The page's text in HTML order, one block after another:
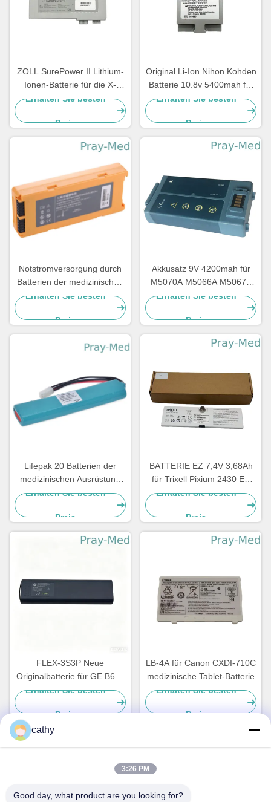
ZOLL SurePower II Lithium-
Ionen-Batterie für die X-
Serie 2600mAh 11,1V 8000-
Erhalten Sie besten
Preis
Original Li-Ion Nihon Kohden
Batterie 10.8v 5400mah für
Sb-950p
Erhalten Sie besten
Preis
Notstromversorgung durch
Batterien der medizinischen
Ausrüstung 12v,
medizinischer Batterie-Satz
für Mindray-Geräte D1
LM34S001A
Erhalten Sie besten
Preis
Akkusatz 9V 4200mah für
M5070A M5066A M5067A
M5068A HeartStart FRx HS1
Erhalten Sie besten
Preis
Lifepak 20 Batterien der
medizinischen Ausrüstung
für Defibrillator-Monitor
11141-000068 14200330
Erhalten Sie besten
Preis
BATTERIE EZ 7,4V 3,68Ah
für Trixell Pixium 2430 EZ
DR 3543 EZ
Erhalten Sie besten
Preis
FLEX-3S3P Neue
Originalbatterie für GE B650
B850 GE-650 U80206
Erhalten Sie besten
Preis
LB-4A für Canon CXDI-710C
medizinische Tablet-Batterie
Erhalten Sie besten
Preis
Schnelle Kontaktaufnahme
Anschrift
cathy
3:26 PM
Good day, what product are you looking for?